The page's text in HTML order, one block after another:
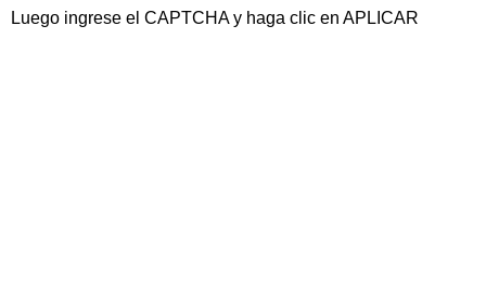
Luego ingrese el CAPTCHA y haga clic en APLICAR